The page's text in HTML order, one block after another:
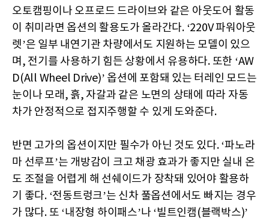
오토캠핑이나 오프로드 드라이브와 같은 아웃도어 활동
이 취미라면 옵션의 활용도가 올라간다. ‘220V 파워아웃
렛’은 일부 내연기관 차량에서도 지원하는 모델이 있으
며, 전기를 사용하기 힘든 상황에서 유용하다. 또한 ‘AW
D(All Wheel Drive)’ 옵션에 포함돼 있는 터레인 모드는
눈이나 모래, 흙, 자갈과 같은 노면의 상태에 따라 자동
차가 안정적으로 접지주행할 수 있게 도와준다.
반면 고가의 옵션이지만 필수가 아닌 것도 있다. ‘파노라
마 선루프’는 개방감이 크고 채광 효과가 좋지만 실내 온
도 조절을 어렵게 해 선쉐이드가 장착돼 있어야 활용하
기 좋다. ‘전동트렁크’는 신차 풀옵션에서도 빠지는 경우
가 많다. 또 ‘내장형 하이패스’나 ‘빌트인캠(블랙박스)’